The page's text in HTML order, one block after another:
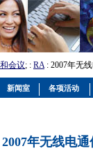
会议; : RA: 2007年无
2007年无线电
新闻室 各项活动